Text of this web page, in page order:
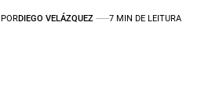
PORDIEGO VELÁZQUEZ 7 MIN DE LEITURA